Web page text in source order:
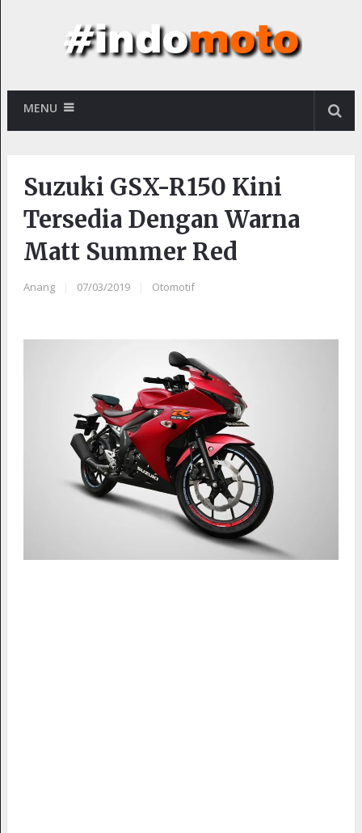
MENU
Suzuki GSX-R150 Kini
Tersedia Dengan Warna
Matt Summer Red
Anang 07/03/2019 Otomotif